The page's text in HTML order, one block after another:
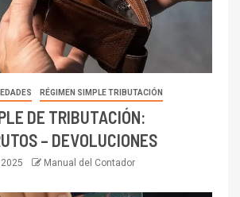
RÉGIMEN SIMPLE TRIBUTACIÓN
DE TRIBUTACIÓN:
– DEVOLUCIONES
Manual del Contador